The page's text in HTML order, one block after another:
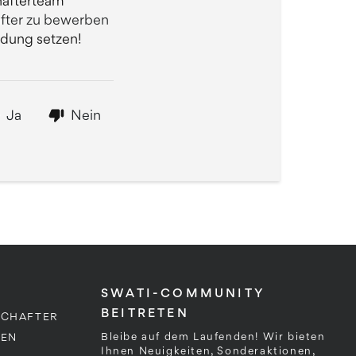
zu bewerben
setzen!
Ja Nein
SWATI-COMMUNITY
BEITRETEN
Bleibe auf dem Laufenden! Wir bieten
Ihnen Neuigkeiten, Sonderaktionen,